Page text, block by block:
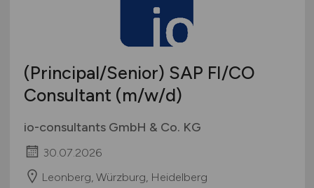
(Principal/Senior) SAP FI/CO
Consultant (m/w/d)
io-consultants GmbH & Co. KG
30.07.2026
Leonberg, Würzburg, Heidelberg